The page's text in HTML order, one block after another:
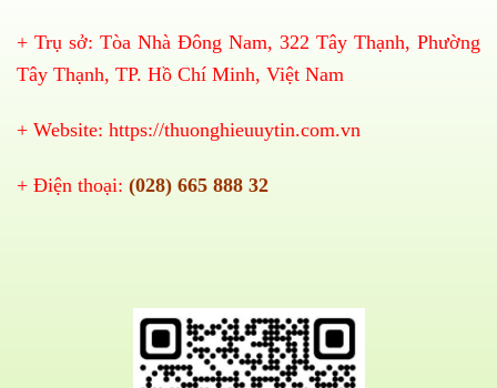
+ Trụ sở: Tòa Nhà Đông Nam, 322 Tây Thạnh, Phường
Tây Thạnh, TP. Hồ Chí Minh, Việt Nam
+ Website: https://thuonghieuuytin.com.vn
+ Điện thoại: (028) 665 888 32